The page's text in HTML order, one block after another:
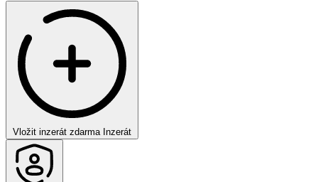
Vložit inzerát zdarma Inzerát